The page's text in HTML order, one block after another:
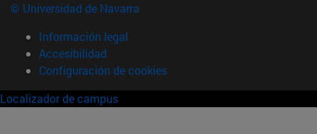
© Universidad de Navarra
Información legal
Accesibilidad
Configuración de cookies
Localizador de campus